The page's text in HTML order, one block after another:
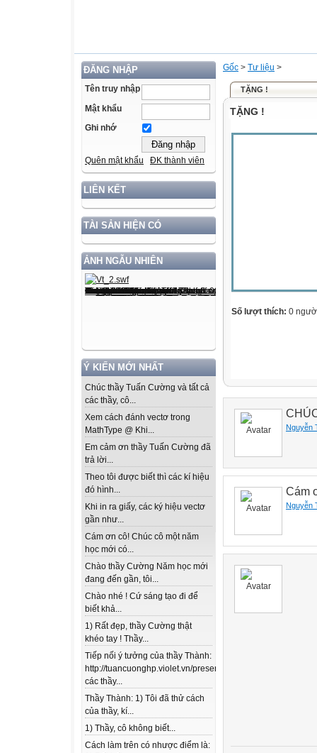
ĐĂNG NHẬP
Tên truy nhập
Mật khẩu
Ghi nhớ
Quên mật khẩu ĐK thành viên
LIÊN KẾT
TÀI SẢN HIỆN CÓ
ẢNH NGẪU NHIÊN
Ý KIẾN MỚI NHẤT
Chúc thầy Tuấn Cường và tất cả
các thầy, cô...
Xem cách đánh vectơ trong
MathType @ Khi...
Em cảm ơn thầy Tuấn Cường đã
trả lời...
Theo tôi được biết thì các kí hiệu
đó hình...
Khi in ra giấy, các ký hiệu vectơ
gần như...
Cám ơn cô! Chúc cô một năm
học mới có...
Chào thầy Cường Năm học mới
đang đến gần, tôi...
Chào nhé ! Cứ sáng tạo đi để
biết khả...
1) Rất đẹp, thầy Cường thật
khéo tay ! Thầy...
Tiếp nối ý tưởng của thầy Thành:
http://tuancuonghp.violet.vn/present/show/entry_id/
các thầy...
Thầy Thành: 1) Tôi đã thử cách
của thầy, kí...
1) Thầy, cô không biết...
Cách làm trên có nhược điểm là:
Gốc > Tư liệu >
TẶNG !
TẶNG !
Số lượt thích: 0
Nguyễn
Cám
Nguyễn